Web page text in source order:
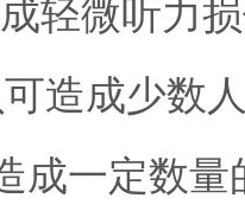
轻微听力
造成少数
成一定数量